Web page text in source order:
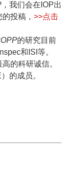
，我们会在IOP出
投稿， >>点击
的研究目前
和ISI等。
的科研诚信。
的成员。